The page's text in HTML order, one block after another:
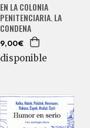
EN LA COLONIA
PENITENCIARIA. LA
CONDENA
9,00€
disponible